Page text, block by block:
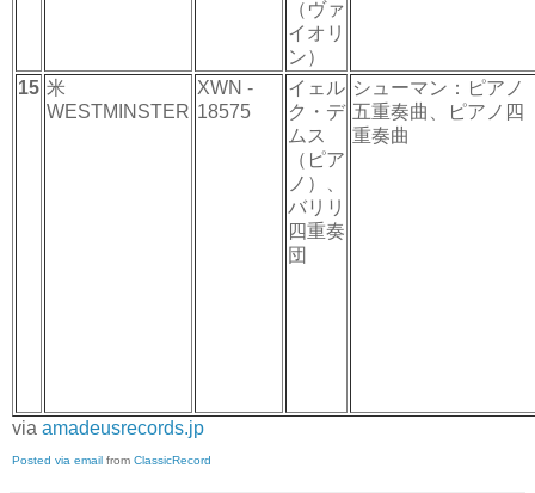
（ヴァ
イオリ
ン）
15 米
WESTMINSTER
XWN -
18575
イェル
ク・デ
ムス
（ピア
ノ）、
バリリ
四重奏
団
シューマン：ピアノ
五重奏曲、ピアノ四
重奏曲
via amadeusrecords.jp
Posted via email from ClassicRecord